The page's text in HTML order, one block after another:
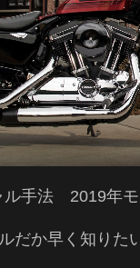
手法 2019年モ
だか早く知りた